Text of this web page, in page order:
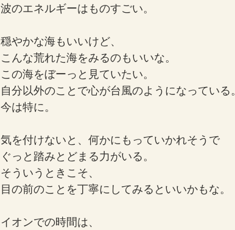
波のエネルギーはものすごい。
穏やかな海もいいけど、
こんな荒れた海をみるのもいいな。
この海をぼーっと見ていたい。
自分以外のことで心が台風のようになっている。
今は特に。
気を付けないと、何かにもっていかれそうで
ぐっと踏みとどまる力がいる。
そういうときこそ、
目の前のことを丁寧にしてみるといいかもな。
イオンでの時間は、